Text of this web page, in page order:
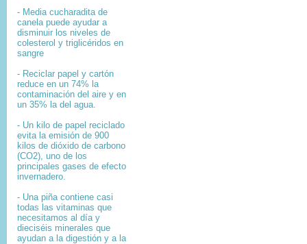
- Media cucharadita de
canela puede ayudar a
disminuir los niveles de
colesterol y triglicéridos en
sangre
- Reciclar papel y cartón
reduce en un 74% la
contaminación del aire y en
un 35% la del agua.
- Un kilo de papel reciclado
evita la emisión de 900
kilos de dióxido de carbono
(CO2), uno de los
principales gases de efecto
invernadero.
- Una piña contiene casi
todas las vitaminas que
necesitamos al día y
dieciséis minerales que
ayudan a la digestión y a la